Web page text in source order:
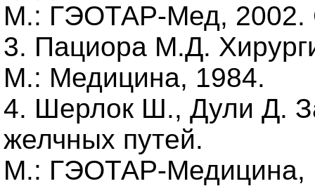
М.: ГЭОТАР-Мед, 2002.
3. Пациора М.Д.
М.: Медицина, 1984.
4. Шерлок Ш., Дули Д.
желчных путей.
М.: ГЭОТАР-Медицина,